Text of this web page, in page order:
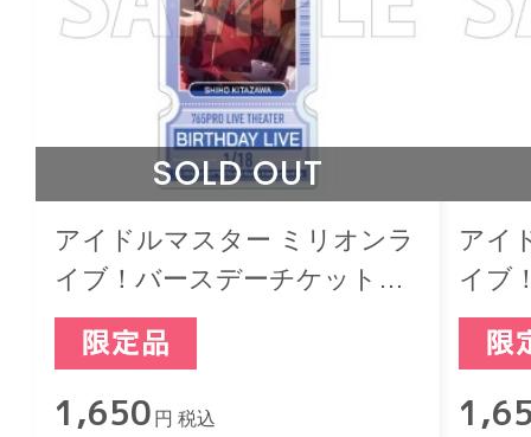
SOLD OUT
アイドルマスター ミリオンラ
イブ！バースデーチケットキ
ーホルダー 北沢志保
1,650 円 税込
アイ
イブ
ーホ